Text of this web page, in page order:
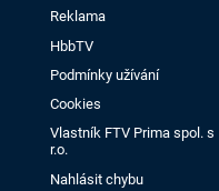
Reklama
HbbTV
Podmínky užívání
Cookies
Vlastník FTV Prima spol. s
r.o.
Nahlásit chybu